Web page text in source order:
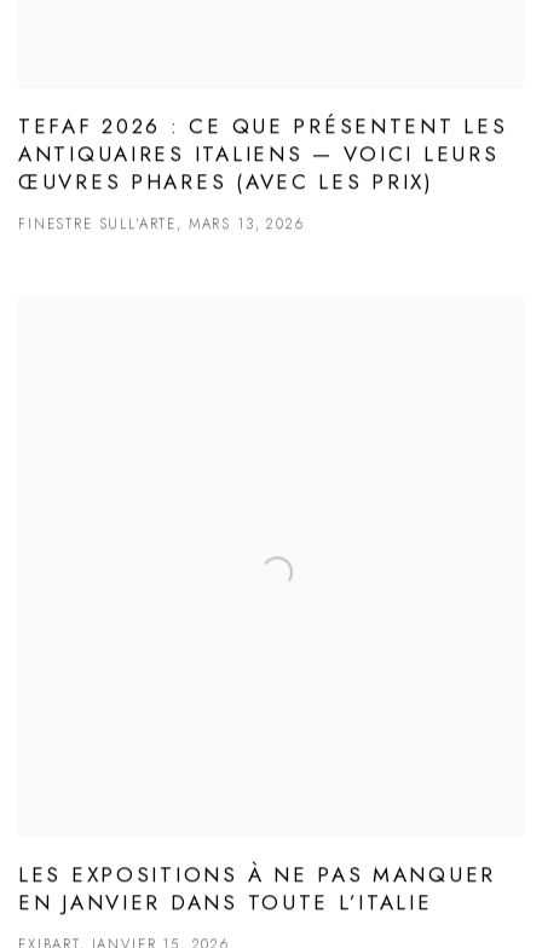
TEFAF 2026 : CE QUE PRÉSENTENT LES
ANTIQUAIRES ITALIENS — VOICI LEURS
ŒUVRES PHARES (AVEC LES PRIX)
FINESTRE SULL'ARTE, MARS 13, 2026
LES EXPOSITIONS À NE PAS MANQUER
EN JANVIER DANS TOUTE L’ITALIE